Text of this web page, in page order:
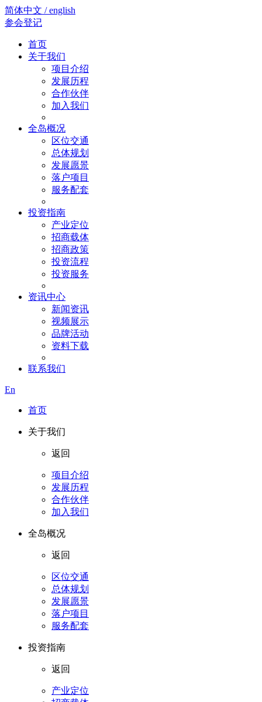
简体中文 / english
参会登记
首页
关于我们
项目介绍
发展历程
合作伙伴
加入我们
全岛概况
区位交通
总体规划
发展愿景
落户项目
服务配套
投资指南
产业定位
招商载体
招商政策
投资流程
投资服务
资讯中心
新闻资讯
视频展示
品牌活动
资料下载
联系我们
En
首页
关于我们
返回
项目介绍
发展历程
合作伙伴
加入我们
全岛概况
返回
区位交通
总体规划
发展愿景
落户项目
服务配套
投资指南
返回
产业定位